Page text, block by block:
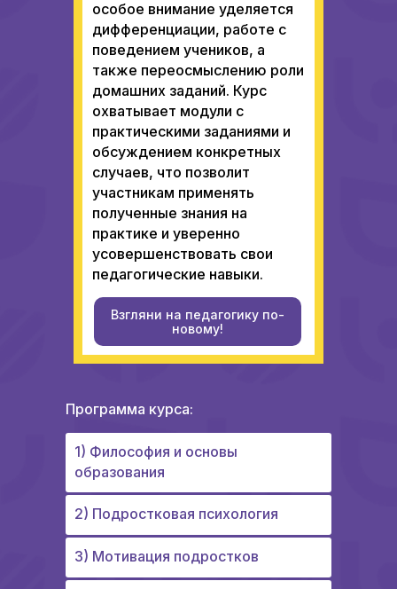
Программа курса:
особое внимание уделяется
дифференциации, работе с
поведением учеников, а
также переосмыслению роли
домашних заданий. Курс
охватывает модули с
практическими заданиями и
обсуждением конкретных
случаев, что позволит
участникам применять
полученные знания на
практике и уверенно
усовершенствовать свои
педагогические навыки.
Взгляни на педагогику по-
новому!
1) Философия и основы
образования
2) Подростковая психология
3) Мотивация подростков